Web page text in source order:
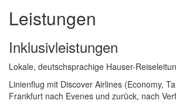
Leistungen
Inklusivleistungen
Lokale, deutschsprachige Hauser-
Linienflug mit Discover Airlines (Economy,
Frankfurt nach Evenes und zurück, nach